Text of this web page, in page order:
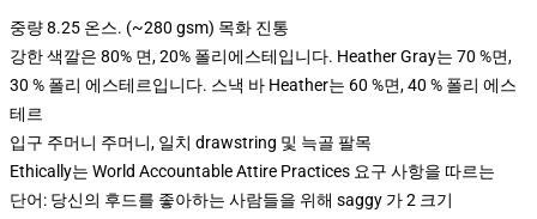
중량 8.25 온스. (~280 gsm) 목화 진통
강한 색깔은 80% 면, 20% 폴리에스테입니다. Heather Gray는 70 %면,
30 % 폴리 에스테르입니다. 스낵 바 Heather는 60 %면, 40 % 폴리 에스
테르
입구 주머니 주머니, 일치 drawstring 및 늑골 팔목
Ethically는 World Accountable Attire Practices 요구 사항을 따르는
단어: 당신의 후드를 좋아하는 사람들을 위해 saggy 가 2 크기